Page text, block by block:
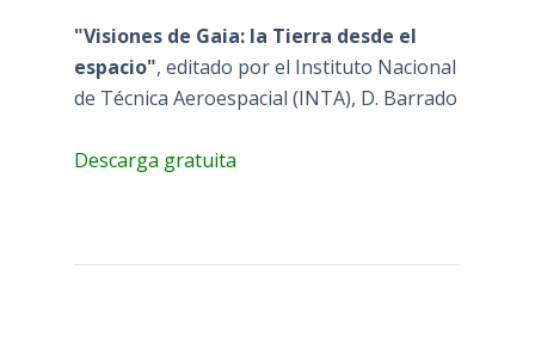
"Visiones de Gaia: la Tierra desde el
espacio", editado por el Instituto Nacional
de Técnica Aeroespacial (INTA), D. Barrado
Descarga gratuita